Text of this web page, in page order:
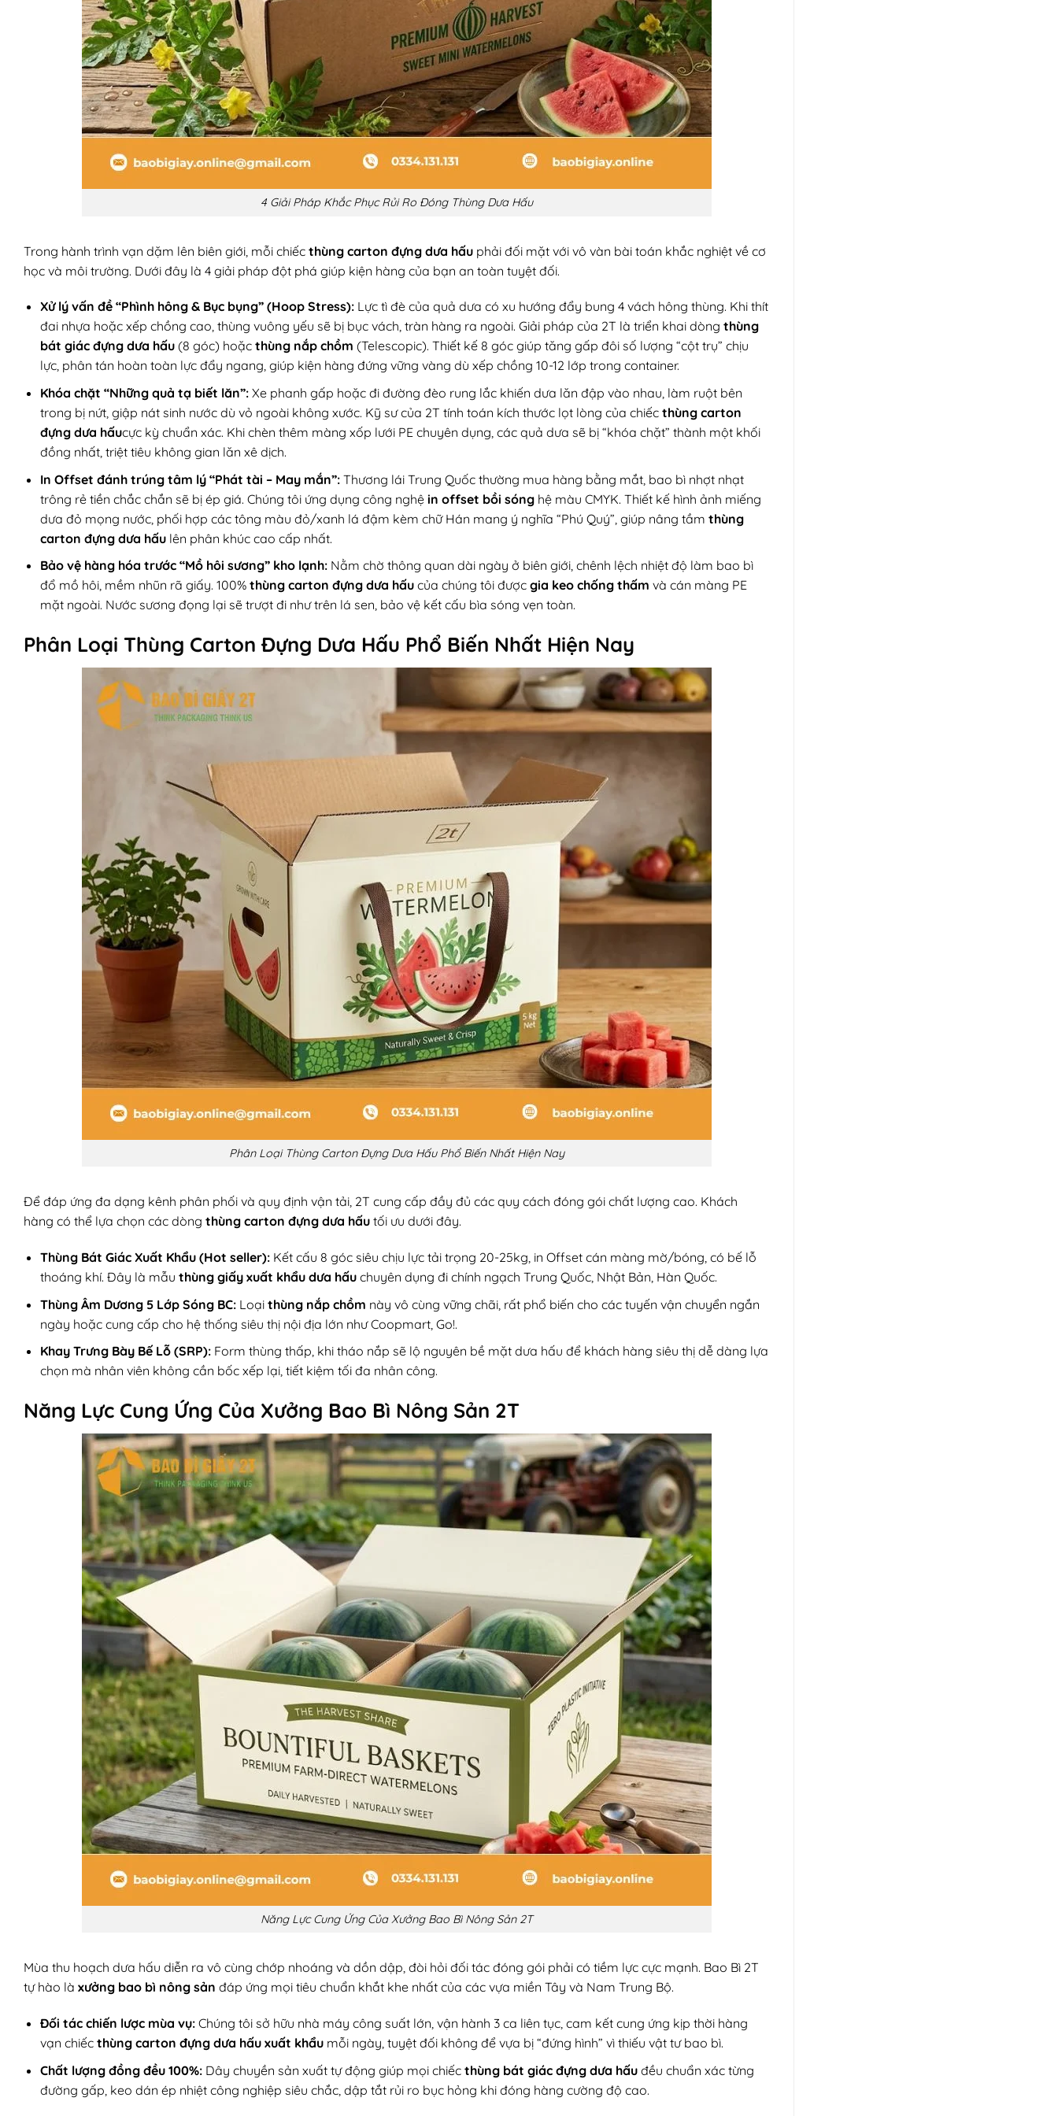
4 Giải Pháp Khắc Phục Rủi Ro Đóng Thùng Dưa Hấu
Trong hành trình vạn dặm lên biên giới, mỗi chiếc thùng carton đựng dưa hấu phải đối mặt với vô vàn bài toán khắc nghiệt về cơ
học và môi trường. Dưới đây là 4 giải pháp đột phá giúp kiện hàng của bạn an toàn tuyệt đối.
Xử lý vấn đề “Phình hông & Bục bụng” (Hoop Stress):Lực tì đè của quả dưa có xu hướng đẩy bung 4 vách hông thùng. Khi thít
đai nhựa hoặc xếp chồng cao, thùng vuông yếu sẽ bị bục vách, tràn hàng ra ngoài. Giải pháp của 2T là triển khai dòng thùng
bát giác đựng dưa hấu(8 góc) hoặc thùng nắp chồm (Telescopic). Thiết kế 8 góc giúp tăng gấp đôi số lượng “cột trụ” chịu
lực, phân tán hoàn toàn lực đẩy ngang, giúp kiện hàng đứng vững vàng dù xếp chồng 10-12 lớp trong container.
Khóa chặt “Những quả tạ biết lăn”:Xe phanh gấp hoặc đi đường đèo rung lắc khiến dưa lăn đập vào nhau, làm ruột bên
trong bị nứt, giập nát sinh nước dù vỏ ngoài không xước. Kỹ sư của 2T tính toán kích thước lọt lòng của chiếc thùng carton
đựng dưa hấucực kỳ chuẩn xác. Khi chèn thêm màng xốp lưới PE chuyên dụng, các quả dưa sẽ bị “khóa chặt” thành một khối
đồng nhất, triệt tiêu không gian lăn xê dịch.
In Offset đánh trúng tâm lý “Phát tài – May mắn”:Thương lái Trung Quốc thường mua hàng bằng mắt, bao bì nhợt nhạt
trông rẻ tiền chắc chắn sẽ bị ép giá. Chúng tôi ứng dụng công nghệ in offset bồi sónghệ màu CMYK. Thiết kế hình ảnh miếng
dưa đỏ mọng nước, phối hợp các tông màu đỏ/xanh lá đậm kèm chữ Hán mang ý nghĩa “Phú Quý”, giúp nâng tầm thùng
carton đựng dưa hấu lên phân khúc cao cấp nhất.
Bảo vệ hàng hóa trước “Mồ hôi sương” kho lạnh:Nằm chờ thông quan dài ngày ở biên giới, chênh lệch nhiệt độ làm bao bì
đổ mồ hôi, mềm nhũn rã giấy. 100% thùng carton đựng dưa hấu của chúng tôi được gia keo chống thấm và cán màng PE
mặt ngoài. Nước sương đọng lại sẽ trượt đi như trên lá sen, bảo vệ kết cấu bìa sóng vẹn toàn.
Phân Loại Thùng Carton Đựng Dưa Hấu Phổ Biến Nhất Hiện Nay
Phân Loại Thùng Carton Đựng Dưa Hấu Phổ Biến Nhất Hiện Nay
Để đáp ứng đa dạng kênh phân phối và quy định vận tải, 2T cung cấp đầy đủ các quy cách đóng gói chất lượng cao. Khách
hàng có thể lựa chọn các dòng thùng carton đựng dưa hấu tối ưu dưới đây.
Thùng Bát Giác Xuất Khẩu (Hot seller):Kết cấu 8 góc siêu chịu lực tải trọng 20-25kg, in Offset cán màng mờ/bóng, có bế lỗ
thoáng khí. Đây là mẫu thùng giấy xuất khẩu dưa hấuchuyên dụng đi chính ngạch Trung Quốc, Nhật Bản, Hàn Quốc.
Thùng Âm Dương 5 Lớp Sóng BC:Loại thùng nắp chồm này vô cùng vững chãi, rất phổ biến cho các tuyến vận chuyển ngắn
ngày hoặc cung cấp cho hệ thống siêu thị nội địa lớn như Coopmart, Go!.
Khay Trưng Bày Bế Lỗ (SRP):Form thùng thấp, khi tháo nắp sẽ lộ nguyên bề mặt dưa hấu để khách hàng siêu thị dễ dàng lựa
chọn mà nhân viên không cần bốc xếp lại, tiết kiệm tối đa nhân công.
Năng Lực Cung Ứng Của Xưởng Bao Bì Nông Sản 2T
Năng Lực Cung Ứng Của Xưởng Bao Bì Nông Sản 2T
Mùa thu hoạch dưa hấu diễn ra vô cùng chớp nhoáng và dồn dập, đòi hỏi đối tác đóng gói phải có tiềm lực cực mạnh. Bao Bì 2T
tự hào là xưởng bao bì nông sản đáp ứng mọi tiêu chuẩn khắt khe nhất của các vựa miền Tây và Nam Trung Bộ.
Đối tác chiến lược mùa vụ:Chúng tôi sở hữu nhà máy công suất lớn, vận hành 3 ca liên tục, cam kết cung ứng kịp thời hàng
vạn chiếc thùng carton đựng dưa hấu xuất khẩumỗi ngày, tuyệt đối không để vựa bị “đứng hình” vì thiếu vật tư bao bì.
Chất lượng đồng đều 100%:Dây chuyền sản xuất tự động giúp mọi chiếc thùng bát giác đựng dưa hấuđều chuẩn xác từng
đường gấp, keo dán ép nhiệt công nghiệp siêu chắc, dập tắt rủi ro bục hỏng khi đóng hàng cường độ cao.